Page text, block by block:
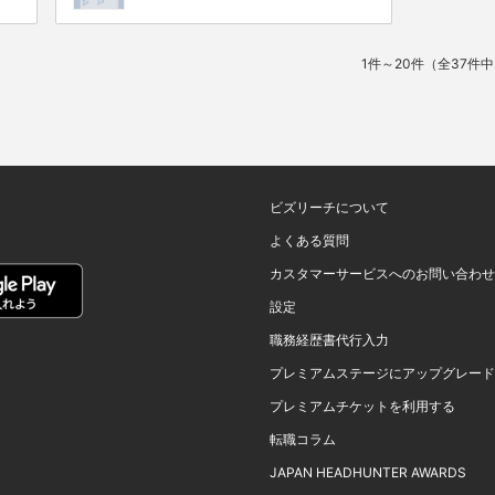
1件～20件（全37件
ビズリーチについて
よくある質問
カスタマーサービスへのお問い合わせ
設定
職務経歴書代行入力
プレミアムステージにアップグレード
プレミアムチケットを利用する
転職コラム
JAPAN HEADHUNTER AWARDS